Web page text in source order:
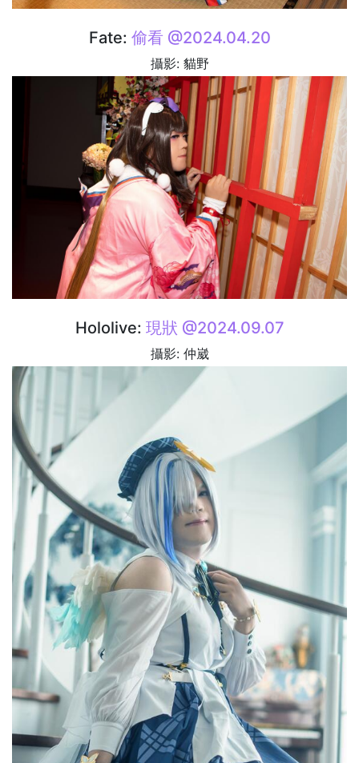
Fate: 偷看 @2024.04.20
攝影: 貓野
Hololive: 現狀 @2024.09.07
攝影: 仲崴